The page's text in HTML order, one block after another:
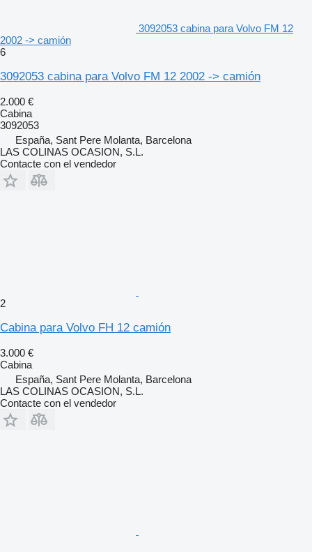
3092053 cabina para Volvo FM 12
2002 -> camión
6
3092053 cabina para Volvo FM 12 2002 -> camión
2.000 €
Cabina
3092053
España, Sant Pere Molanta, Barcelona
LAS COLINAS OCASION, S.L.
Contacte con el vendedor
2
Cabina para Volvo FH 12 camión
3.000 €
Cabina
España, Sant Pere Molanta, Barcelona
LAS COLINAS OCASION, S.L.
Contacte con el vendedor